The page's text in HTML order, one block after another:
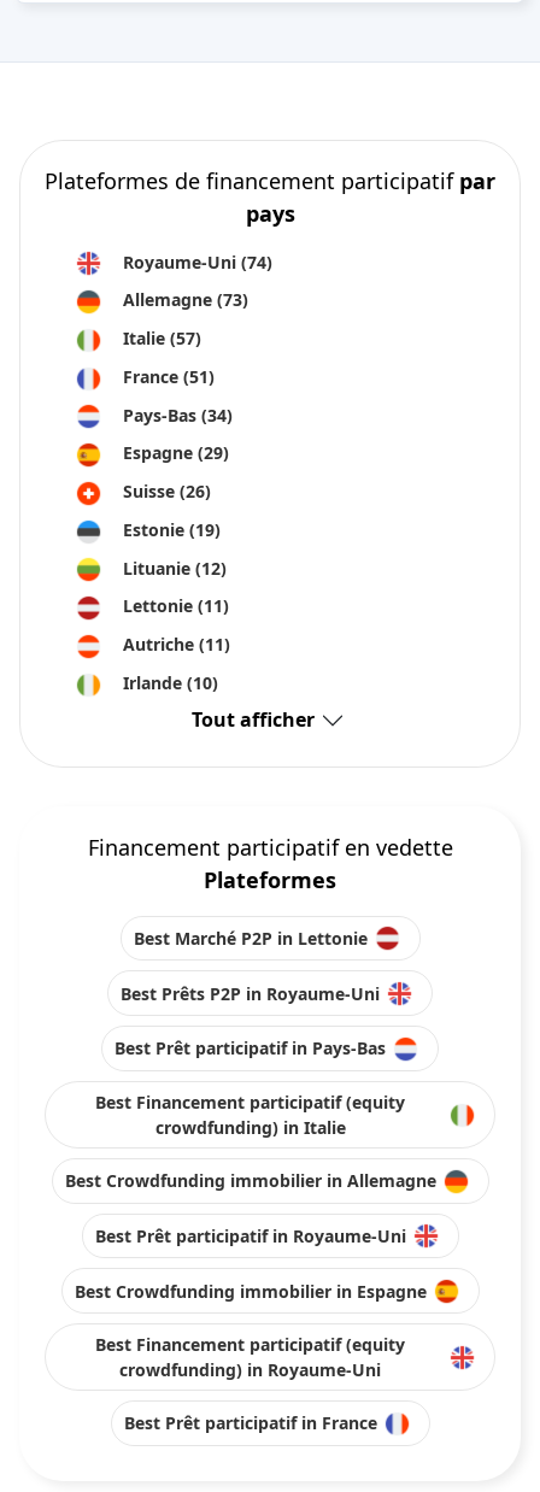
Plateformes de financement participatif par
pays
Royaume-Uni (74)
Allemagne (73)
Italie (57)
France (51)
Pays-Bas (34)
Espagne (29)
Suisse (26)
Estonie (19)
Lituanie (12)
Lettonie (11)
Autriche (11)
Irlande (10)
Tout afficher
Financement participatif en vedette
Plateformes
Best Marché P2P in Lettonie
Best Prêts P2P in Royaume-Uni
Best Prêt participatif in Pays-Bas
Best Financement participatif (equity
crowdfunding) in Italie
Best Crowdfunding immobilier in Allemagne
Best Prêt participatif in Royaume-Uni
Best Crowdfunding immobilier in Espagne
Best Financement participatif (equity
crowdfunding) in Royaume-Uni
Best Prêt participatif in France